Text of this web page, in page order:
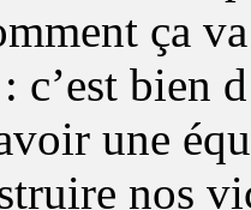
ça
c’est bien
une
nos